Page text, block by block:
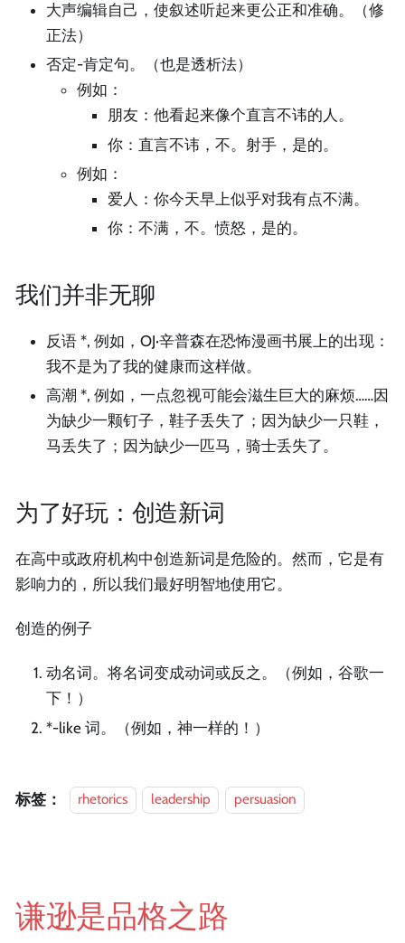
大声编辑自己，使叙述听起来更公正和准确。（修
正法）
否定-肯定句。（也是透析法）
例如：
朋友：他看起来像个直言不讳的人。
你：直言不讳，不。射手，是的。
例如：
爱人：你今天早上似乎对我有点不满。
你：不满，不。愤怒，是的。
我们并非无聊
反语 *, 例如，OJ·辛普森在恐怖漫画书展上的出现：
我不是为了我的健康而这样做。
高潮 *, 例如，一点忽视可能会滋生巨大的麻烦……因
为缺少一颗钉子，鞋子丢失了；因为缺少一只鞋，
马丢失了；因为缺少一匹马，骑士丢失了。
为了好玩：创造新词
在高中或政府机构中创造新词是危险的。然而，它是有
影响力的，所以我们最好明智地使用它。
创造的例子
动名词。将名词变成动词或反之。（例如，谷歌一
下！）
*-like 词。（例如，神一样的！）
标签： rhetorics leadership persuasion
谦逊是品格之路